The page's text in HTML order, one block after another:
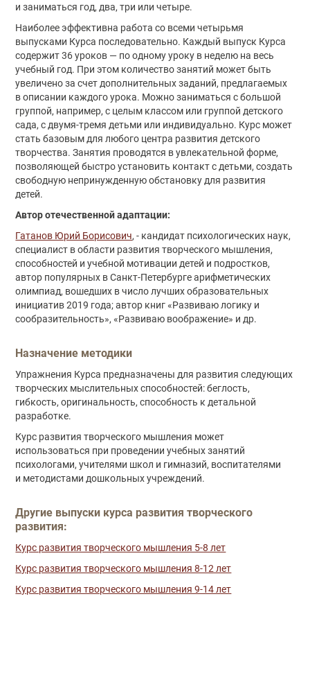
и заниматься год, два, три или четыре.
Наиболее эффективна работа со всеми четырьмя
выпусками Курса последовательно. Каждый выпуск Курса
содержит 36 уроков — по одному уроку в неделю на весь
учебный год. При этом количество занятий может быть
увеличено за счет дополнительных заданий, предлагаемых
в описании каждого урока. Можно заниматься с большой
группой, например, с целым классом или группой детского
сада, с двумя-тремя детьми или индивидуально. Курс может
стать базовым для любого центра развития детского
творчества. Занятия проводятся в увлекательной форме,
позволяющей быстро установить контакт с детьми, создать
свободную непринужденную обстановку для развития
детей.
Автор отечественной адаптации:
Гатанов Юрий Борисович, - кандидат психологических наук,
специалист в области развития творческого мышления,
способностей и учебной мотивации детей и подростков,
автор популярных в Санкт-Петербурге арифметических
олимпиад, вошедших в число лучших образовательных
инициатив 2019 года; автор книг «Развиваю логику и
сообразительность», «Развиваю воображение» и др.
Назначение методики
Упражнения Курса предназначены для развития следующих
творческих мыслительных способностей: беглость,
гибкость, оригинальность, способность к детальной
разработке.
Курс развития творческого мышления может
использоваться при проведении учебных занятий
психологами, учителями школ и гимназий, воспитателями
и методистами дошкольных учреждений.
Другие выпуски курса развития творческого
развития:
Курс развития творческого мышления 5-8 лет
Курс развития творческого мышления 8-12 лет
Курс развития творческого мышления 9-14 лет